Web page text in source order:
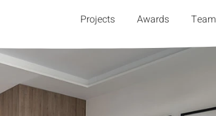
Projects Awards Team